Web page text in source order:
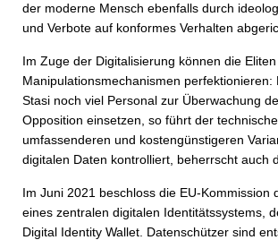
der moderne Mensch ebenfalls durch
und Verbote auf konformes Verhalten
Im Zuge der Digitalisierung können die
Manipulationsmechanismen perfektionieren:
Stasi noch viel Personal zur Überwachung
Opposition einsetzen, so führt der
umfassenderen und kostengünstigeren
digitalen Daten kontrolliert, beherrscht auch
Im Juni 2021 beschloss die EU-Kommission
eines zentralen digitalen Identitätssystems,
Digital Identity Wallet. Datenschützer sind